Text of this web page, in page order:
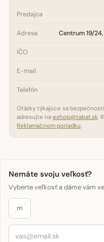
Predajca
Adresa Centrum 19/
IČO
E-mail
Telefón
Otázky týkajúce sa
adresujte na eshop@tabat.sk.
Reklamačnom poriadku.
Nemáte svoju veľkosť?
Vyberte veľkosť a dáme vám
m